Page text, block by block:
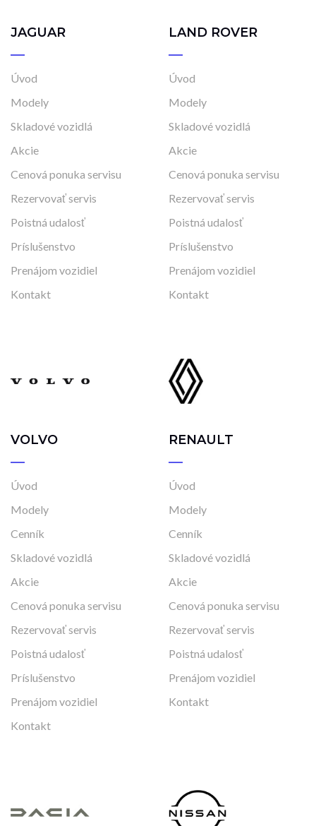
JAGUAR
Úvod
Modely
Skladové vozidlá
Akcie
Cenová ponuka servisu
Rezervovať servis
Poistná udalosť
Príslušenstvo
Prenájom vozidiel
Kontakt
LAND ROVER
Úvod
Modely
Skladové vozidlá
Akcie
Cenová ponuka servisu
Rezervovať servis
Poistná udalosť
Príslušenstvo
Prenájom vozidiel
Kontakt
VOLVO
Úvod
Modely
Cenník
Skladové vozidlá
Akcie
Cenová ponuka servisu
Rezervovať servis
Poistná udalosť
Príslušenstvo
Prenájom vozidiel
Kontakt
RENAULT
Úvod
Modely
Cenník
Skladové vozidlá
Akcie
Cenová ponuka servisu
Rezervovať servis
Poistná udalosť
Prenájom vozidiel
Kontakt